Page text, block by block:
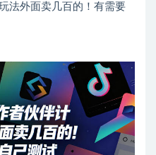
法外面卖几百的！有需要